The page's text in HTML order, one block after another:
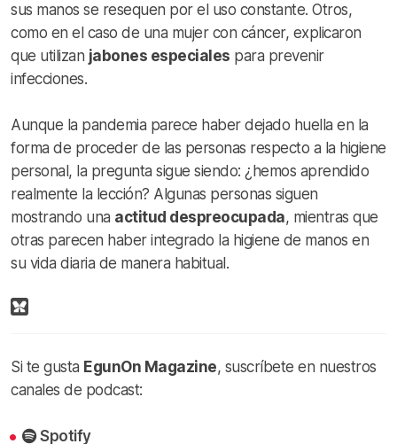
sus manos se resequen por el uso constante. Otros,
como en el caso de una mujer con cáncer, explicaron
que utilizan jabones especiales para prevenir
infecciones.
Aunque la pandemia parece haber dejado huella en la
forma de proceder de las personas respecto a la higiene
personal, la pregunta sigue siendo: ¿hemos aprendido
realmente la lección? Algunas personas siguen
mostrando una actitud despreocupada, mientras que
otras parecen haber integrado la higiene de manos en
su vida diaria de manera habitual.
Si te gusta EgunOn Magazine, suscríbete en nuestros
canales de podcast:
Spotify